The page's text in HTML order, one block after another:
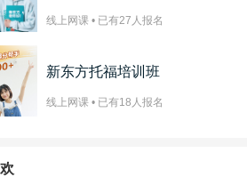
线上网课 • 已有27 人报名
新东方托福培训班
线上网课 • 已有18 人报名